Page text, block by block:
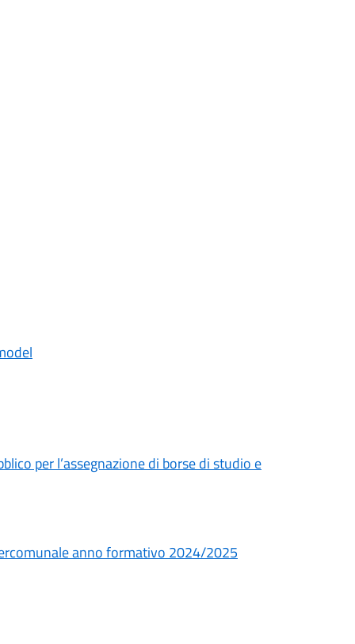
per l’assegnazione di borse di studio e
anno formativo 2024/2025